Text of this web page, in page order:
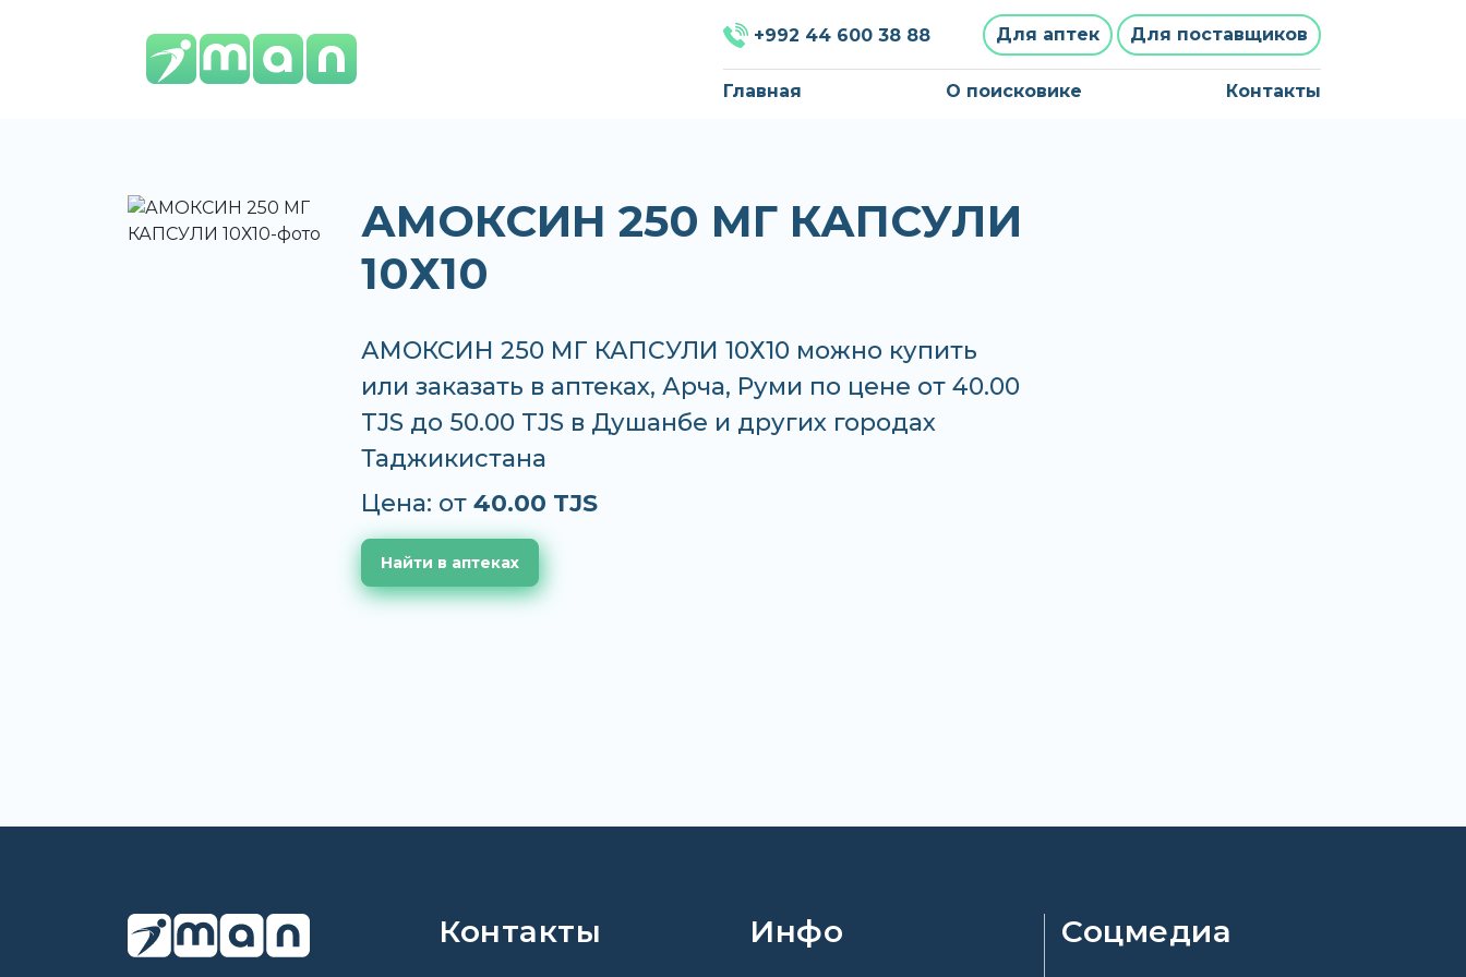
+992 44 600 38 88 Для аптек Для поставщиков
Главная О поисковике Контакты
АМОКСИН 250 МГ КАПСУЛИ
10Х10
АМОКСИН 250 МГ КАПСУЛИ 10Х10 можно купить
или заказать в аптеках, Арча, Руми по цене от 40.00
TJS до 50.00 TJS в Душанбе и других городах
Таджикистана
Цена: от 40.00 TJS
Найти в аптеках
Контакты Инфо Соцмедиа